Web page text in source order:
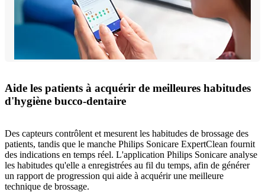
Aide les patients à acquérir de meilleures habitudes
d'hygiène bucco-dentaire
Des capteurs contrôlent et mesurent les habitudes de brossage des
patients, tandis que le manche Philips Sonicare ExpertClean fournit
des indications en temps réel. L'application Philips Sonicare analyse
les habitudes qu'elle a enregistrées au fil du temps, afin de générer
un rapport de progression qui aide à acquérir une meilleure
technique de brossage.